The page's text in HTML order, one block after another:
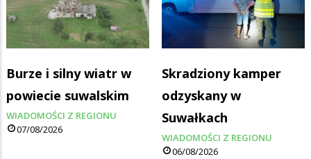
Burze i silny wiatr w
powiecie suwalskim
WIADOMOŚCI Z REGIONU
07/08/2026
Skradziony kamper
odzyskany w
Suwałkach
WIADOMOŚCI Z REGIONU
06/08/2026